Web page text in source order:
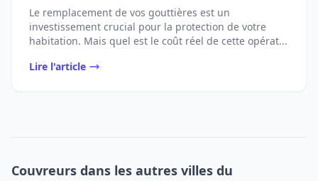
Le remplacement de vos gouttières est un
investissement crucial pour la protection de votre
habitation. Mais quel est le coût réel de cette opérat...
Lire l'article
Couvreurs dans les autres villes du